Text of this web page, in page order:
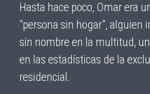
Hasta hace poco, Omar era
"persona sin hogar", alguien
sin nombre en la multitud,
en las estadísticas de la
residencial.